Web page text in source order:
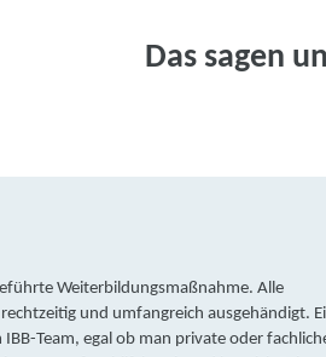
Das sagen
Weiterbildungsmaßnahme. Alle
und umfangreich ausgehändigt.
Team, egal ob man private oder